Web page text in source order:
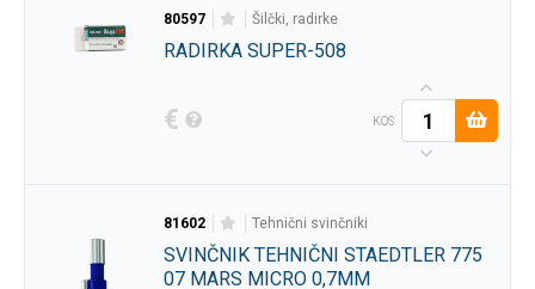
80597 šilčki, radirke
RADIRKA SUPER-508
€ KOS
81602 tehnični svinčniki
SVINČNIK TEHNIČNI STAEDTLER 775
07 MARS MICRO 0,7MM